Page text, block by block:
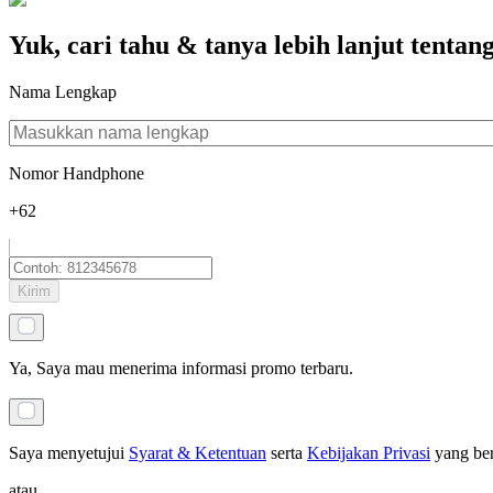
Yuk, cari tahu & tanya lebih lanjut
Nama Lengkap
Nomor Handphone
+62
Kirim
Ya, Saya mau menerima informasi promo terbaru.
Saya menyetujui Syarat & Ketentuan serta Kebijakan Privasi yang